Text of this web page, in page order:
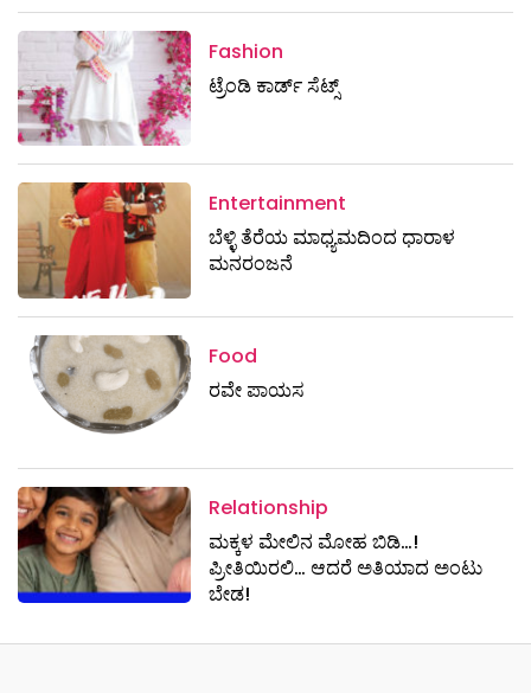
Fashion
ಟ್ರೆಂಡಿ ಕಾರ್ಡ್‌ ಸೆಟ್ಸ್
Entertainment
ಬೆಳ್ಳಿ ತೆರೆಯ ಮಾಧ್ಯಮದಿಂದ ಧಾರಾಳ
ಮನರಂಜನೆ
Food
ರವೇ ಪಾಯಸ
Relationship
ಮಕ್ಕಳ ಮೇಲಿನ ಮೋಹ ಬಿಡಿ…!
ಪ್ರೀತಿಯಿರಲಿ… ಆದರೆ ಅತಿಯಾದ ಅಂಟು
ಬೇಡ!